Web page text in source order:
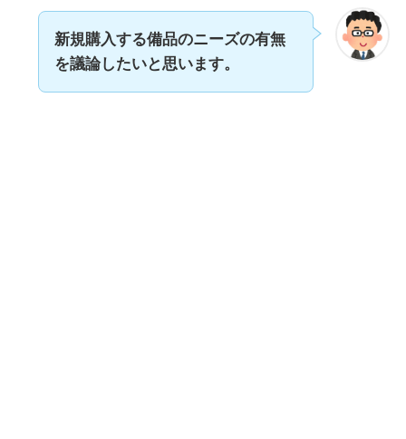
新規購入する備品のニーズの有無
を議論したいと思います。